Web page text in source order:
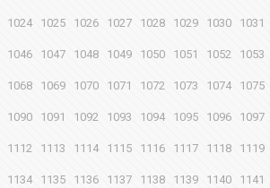
1024 1025 1026 1027 1028 1029 1030 1031
1046 1047 1048 1049 1050 1051 1052 1053
1068 1069 1070 1071 1072 1073 1074 1075
1090 1091 1092 1093 1094 1095 1096 1097
1112 1113 1114 1115 1116 1117 1118 1119
1134 1135 1136 1137 1138 1139 1140 1141